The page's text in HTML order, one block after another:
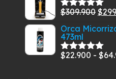
era:
Valorado
5
$309.900 El
era:
$
Orca
473ml
Valorado
$22.900 - $